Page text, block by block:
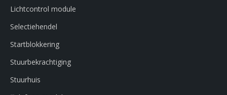
Lichtcontrol module
Selectiehendel
Startblokkering
Stuurbekrachtiging
Stuurhuis